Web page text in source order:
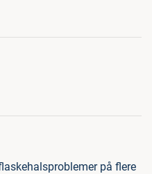
på flere